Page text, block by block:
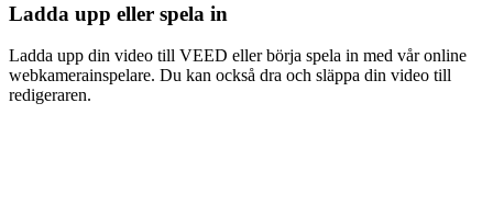
Ladda upp eller spela in
Ladda upp din video till VEED eller börja spela in med vår online
webkamerainspelare. Du kan också dra och släppa din video till
redigeraren.